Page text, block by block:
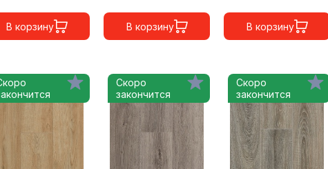
В корзину В корзину В корзину
Скоро
закончится
Скоро
закончится